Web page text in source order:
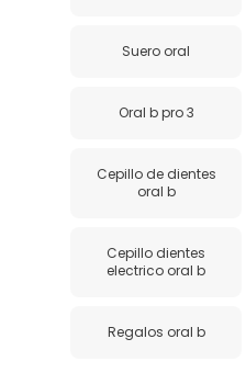
Suero oral
Oral b pro 3
Cepillo de dientes
oral b
Cepillo dientes
electrico oral b
Regalos oral b